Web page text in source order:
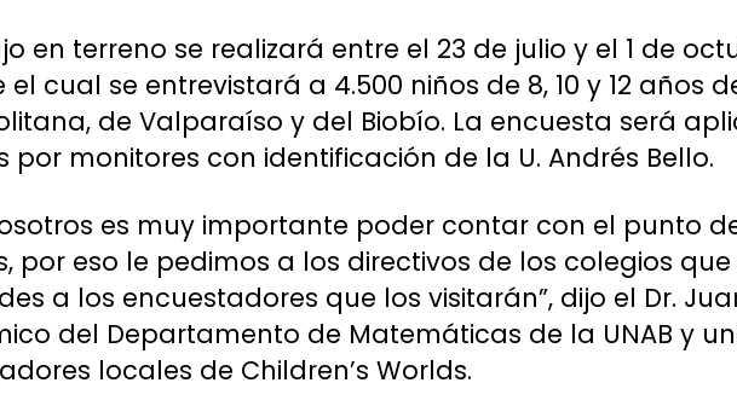
en terreno se realizará entre el 23 de julio y el 1 de
cual se entrevistará a 4.500 niños de 8, 10 y 12 años
de Valparaíso y del Biobío. La encuesta será
por monitores con identificación de la U. Andrés Bello.
es muy importante poder contar con el punto
por eso le pedimos a los directivos de los colegios
a los encuestadores que los visitarán”, dijo el Dr.
del Departamento de Matemáticas de la UNAB y
locales de Children’s Worlds.